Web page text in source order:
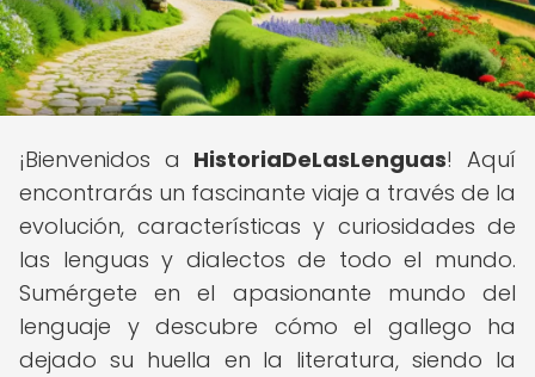
¡Bienvenidos a HistoriaDeLasLenguas! Aquí
encontrarás un fascinante viaje a través de la
evolución, características y curiosidades de
las lenguas y dialectos de todo el mundo.
Sumérgete en el apasionante mundo del
lenguaje y descubre cómo el gallego ha
dejado su huella en la literatura, siendo la